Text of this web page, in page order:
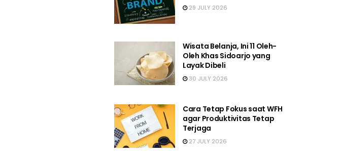
29 JULY 2026
Wisata Belanja, Ini 11 Oleh-
Oleh Khas Sidoarjo yang
Layak Dibeli
30 JULY 2026
Cara Tetap Fokus saat WFH
agar Produktivitas Tetap
Terjaga
27 JULY 2026